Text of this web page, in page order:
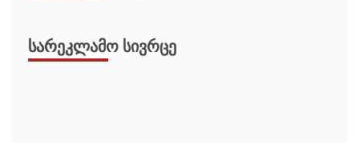
ᲡᲐᲠᲔᲙᲚᲐᲛᲝ ᲡᲘᲕᲠᲪᲔ